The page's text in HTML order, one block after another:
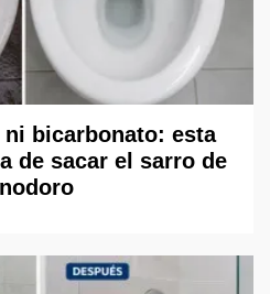
bicarbonato: esta
de sacar el sarro de